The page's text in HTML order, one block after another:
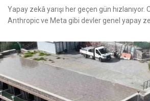
Yapay zekâ yarışı her geçen gün hızlanıyor.
Anthropic ve Meta gibi devler genel yapay